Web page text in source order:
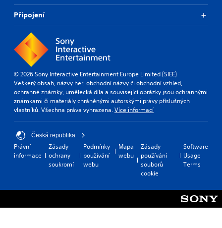
Připojení
© 2026 Sony Interactive Entertainment Europe Limited (SIEE)
Veškerý obsah, názvy her, obchodní názvy či obchodní vzhled,
ochranné známky, umělecká díla a související obrázky jsou ochrannými
známkami či materiály chráněnými autorskými právy příslušných
vlastníků. Všechna práva vyhrazena.Více informací
Česká republika
Právní
informace
Zásady
ochrany
soukromí
Podmínky
používání
webu
Mapa
webu
Zásady
používání
souborů
cookie
Software
Usage
Terms